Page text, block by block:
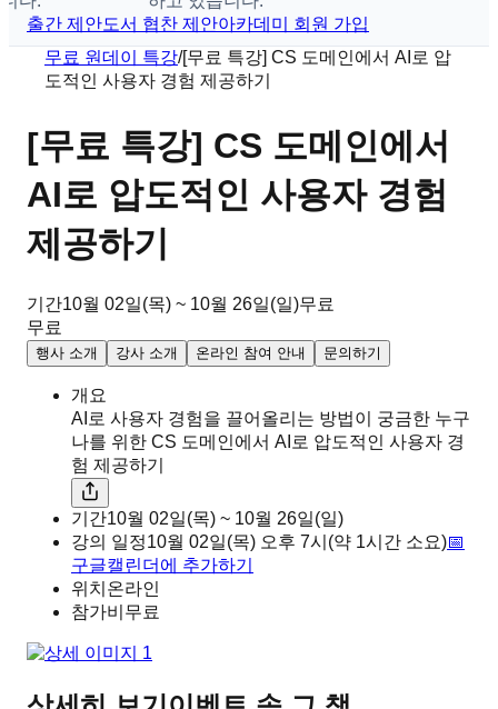
출간 제안도서 협찬 제안아카데미 회원 가입
무료 원데이 특강/[무료 특강] CS 도메인에서 AI로 압
도적인 사용자 경험 제공하기
[무료 특강] CS 도메인에서
AI로 압도적인 사용자 경험
제공하기
기간10월 02일(목) ~ 10월 26일(일)무료
무료
행사 소개 강사 소개 온라인 참여 안내 문의하기
개요
AI로 사용자 경험을 끌어올리는 방법이 궁금한 누구
나를 위한 CS 도메인에서 AI로 압도적인 사용자 경
험 제공하기
기간10월 02일(목) ~ 10월 26일(일)
강의 일정10월 02일(목) 오후 7시 (약 1시간 소요)📅
구글캘린더에 추가하기
위치 온라인
참가비 무료